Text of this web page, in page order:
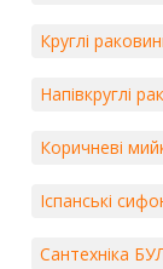
Круглі
Напівкруглі
Коричневі
Іспанські
Сантехніка